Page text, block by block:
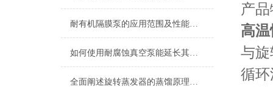
耐有机隔膜泵的应用范围及性能特点
如何使用耐腐蚀真空泵能延长其使用寿命？
全面阐述旋转蒸发器的蒸馏原理与操作维修技术规范
产
高
与
循